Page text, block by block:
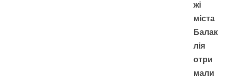
жі
міста
Балак
лія
отри
мали